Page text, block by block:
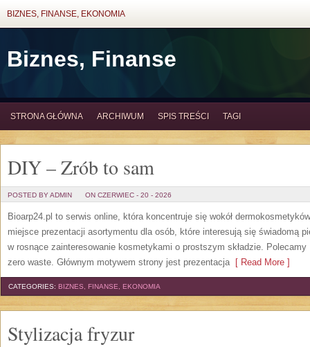
BIZNES, FINANSE, EKONOMIA
Biznes, Finanse
STRONA GŁÓWNA ARCHIWUM SPIS TREŚCI TAGI
DIY – Zrób to sam
POSTED BY ADMIN ON CZERWIEC - 20 - 2026
Bioarp24.pl to serwis online, która koncentruje się wokół
miejsce prezentacji asortymentu dla osób, które interesują się świadomą
w rosnące zainteresowanie kosmetykami o prostszym składzie. Polecamy
zero waste. Głównym motywem strony jest prezentacja[ Read More ]
CATEGORIES: BIZNES, FINANSE, EKONOMIA
Stylizacja fryzur